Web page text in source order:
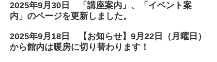
2025年9月30日 「講座案内」、「イベント案
内」のページを更新しました。
2025年9月18 日
【お知らせ】9月22日（月曜日）
から館内は暖房に切り替わります！